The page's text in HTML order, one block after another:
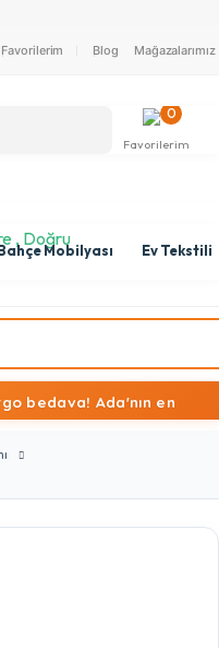
Favorilerim Blog Mağazalarımız
0
Favorilerim
Mobilyası Ev Tekstili
bedava! Ada'nın en